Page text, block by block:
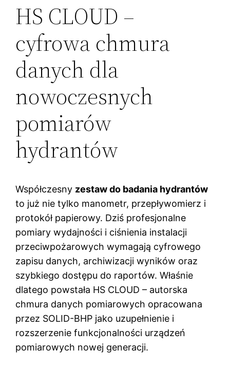
HS CLOUD –
cyfrowa chmura
danych dla
nowoczesnych
pomiarów
hydrantów
Współczesny zestaw do badania hydrantów
to już nie tylko manometr, przepływomierz i
protokół papierowy. Dziś profesjonalne
pomiary wydajności i ciśnienia instalacji
przeciwpożarowych wymagają cyfrowego
zapisu danych, archiwizacji wyników oraz
szybkiego dostępu do raportów. Właśnie
dlatego powstała HS CLOUD – autorska
chmura danych pomiarowych opracowana
przez SOLID-BHP jako uzupełnienie i
rozszerzenie funkcjonalności urządzeń
pomiarowych nowej generacji.